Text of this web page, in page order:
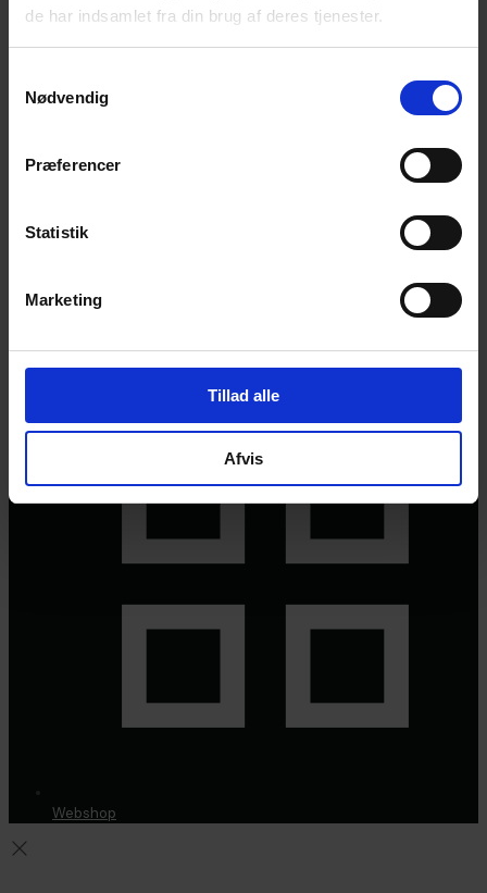
de har indsamlet fra din brug af deres tjenester.
Nødvendig
Præferencer
Statistik
Marketing
Tillad alle
Afvis
Webshop